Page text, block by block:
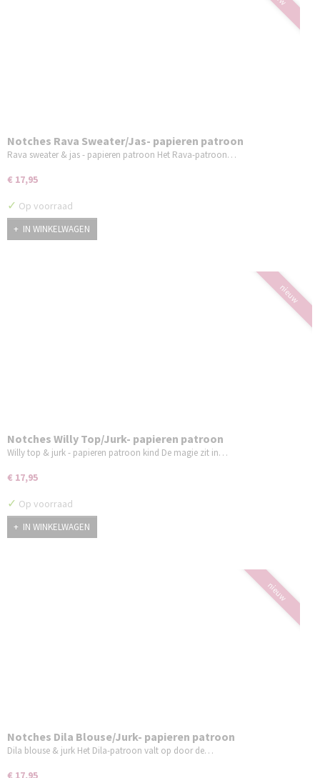
Notches Rava Sweater/Jas- papieren patroon
Rava sweater & jas - papieren patroon Het Rava-patroon…
€ 17,95
✓ Op voorraad
IN WINKELWAGEN
nieuw
Notches Willy Top/Jurk- papieren patroon
Willy top & jurk - papieren patroon kind De magie zit in…
€ 17,95
✓ Op voorraad
IN WINKELWAGEN
nieuw
Notches Dila Blouse/Jurk- papieren patroon
Dila blouse & jurk Het Dila-patroon valt op door de…
€ 17,95